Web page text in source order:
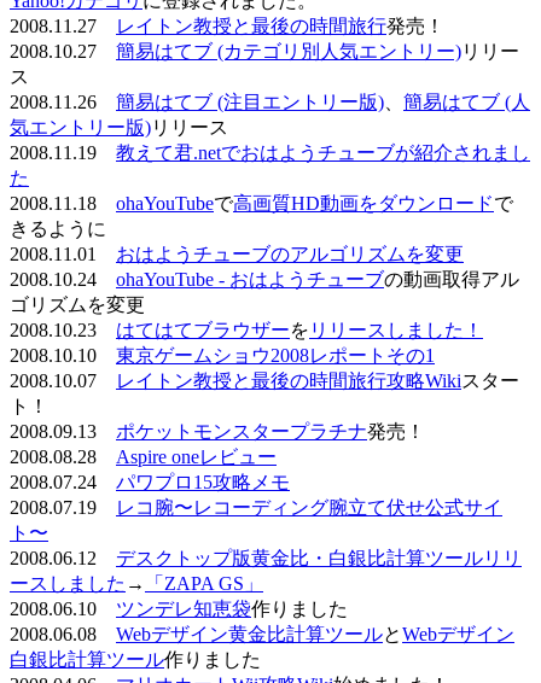
2008.11.27
レイトン教授と最後の時間旅行発売！
2008.10.27 簡易はてブ (カテゴリ別人気エントリー)リリー
ス
2008.11.26 簡易はてブ (注目エントリー版)
簡易はてブ (人
気エントリー版)リリース
2008.11.19 教えて君.netでおはようチューブが紹介されまし
た
2008.11.18 ohaYouTubeで高画質HD動画をダウンロードで
きるように
2008.11.01 おはようチューブのアルゴリズムを変更
2008.10.24 ohaYouTube - おはようチューブの動画取得アル
ゴリズムを変更
2008.10.23 はてはてブラウザーを リリースしました！
2008.10.10 東京ゲームショウ2008レポートその1
2008.10.07
レイトン教授と最後の時間旅行攻略Wikiスター
ト！
2008.09.13 ポケットモンスタープラチナ発売！
2008.08.28 Aspire oneレビュー
2008.07.24 パワプロ15攻略メモ
2008.07.19
レコ腕〜レコーディング腕立て伏せ公式サイ
ト〜
2008.06.12 デスクトップ版黄金比・白銀比計算ツールリリ
ースしました →
「ZAPA GS」
2008.06.10 ツンデレ知恵袋作りました
2008.06.08 Webデザイン黄金比計算ツールとWebデザイン
白銀比計算ツール作りました